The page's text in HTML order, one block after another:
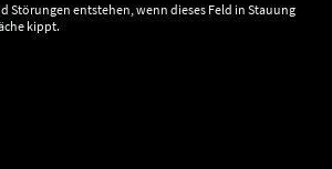
Störungen entstehen, wenn dieses Feld in Stauung
kippt.